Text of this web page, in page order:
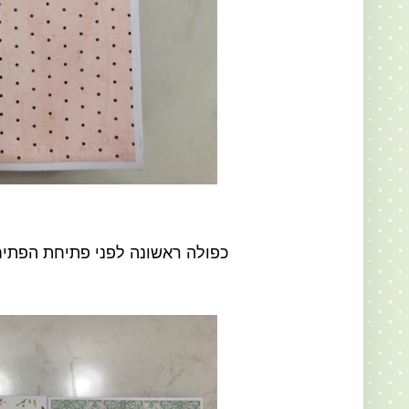
כפולה ראשונה לפני פתיחת